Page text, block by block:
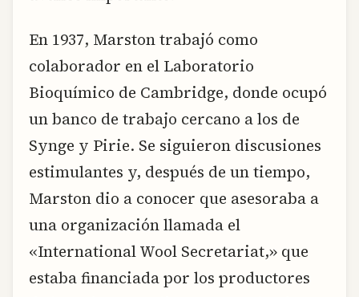
En 1937, Marston trabajó como
colaborador en el Laboratorio
Bioquímico de Cambridge, donde ocupó
un banco de trabajo cercano a los de
Synge y Pirie. Se siguieron discusiones
estimulantes y, después de un tiempo,
Marston dio a conocer que asesoraba a
una organización llamada el
«International Wool Secretariat,» que
estaba financiada por los productores